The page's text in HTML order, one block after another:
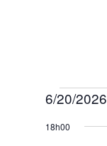
6/20/2026
une
18h00